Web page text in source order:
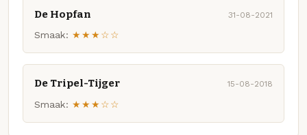
De Hopfan 31-08-2021
Smaak: ★★★☆☆
De Tripel-Tijger 15-08-2018
Smaak: ★★★☆☆